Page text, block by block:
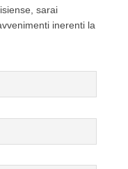
sarai
inerenti la